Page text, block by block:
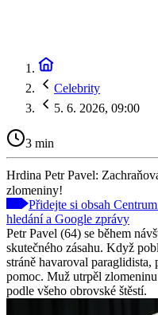
Celebrity
5. 6. 2026, 09:00
3 min
Hrdina Petr Pavel:
zlomeniny!
Přidejte si obsah
hledání a Google zprávy
Petr Pavel (64) se během
skutečného zásahu. Když
stráně havaroval paraglidista,
pomoc. Muž utrpěl
podle všeho obrovské štěstí.